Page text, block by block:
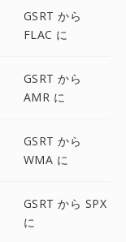
GSRT から
FLAC に
GSRT から
AMR に
GSRT から
WMA に
GSRT から SPX
に